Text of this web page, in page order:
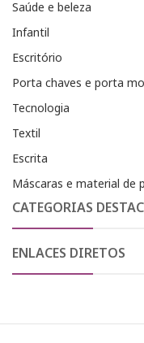
Saúde e beleza
Infantil
Escritório
Porta chaves e porta
Tecnologia
Textil
Escrita
Máscaras e material de
CATEGORIAS
ENLACES DIRETOS